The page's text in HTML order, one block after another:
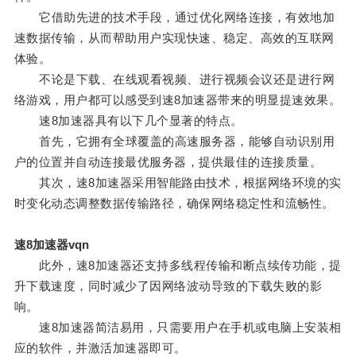
它借助先进的技术手段，通过优化网络连接，有效地加
速数据传输，从而帮助用户实现快速、稳定、高效的互联网
体验。
不论是下载、在线观看视频、进行视频会议还是进行网
络游戏，用户都可以感受到速8加速器带来的明显提速效果。
速8加速器具有以下几个显著的特点。
首先，它拥有全球覆盖的高速服务器，能够自动识别用
户的位置并自动连接最优服务器，提供最佳的连接质量。
其次，速8加速器采用智能路由技术，根据网络环境的实
时变化动态调整数据传输路径，确保网络稳定性和流畅性。
速8加速器vqn
此外，速8加速器还支持多线程传输和断点续传功能，提
升下载速度，同时减少了因网络波动导致的下载失败的影
响。
速8加速器简洁易用，只需要用户在手机或电脑上安装相
应的软件，并激活加速器即可。